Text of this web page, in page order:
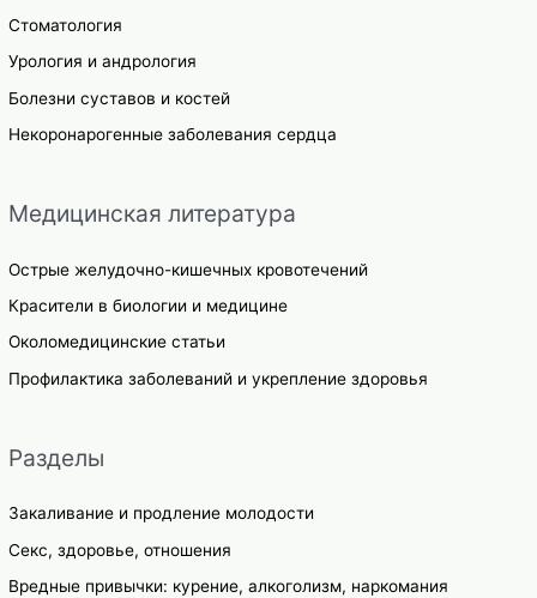
Стоматология
Урология и андрология
Болезни суставов и костей
Некоронарогенные заболевания сердца
Медицинская литература
Острые желудочно-кишечных кровотечений
Красители в биологии и медицине
Околомедицинские статьи
Профилактика заболеваний и укрепление здоровья
Разделы
Закаливание и продление молодости
Секс, здоровье, отношения
Вредные привычки: курение, алкоголизм, наркомания